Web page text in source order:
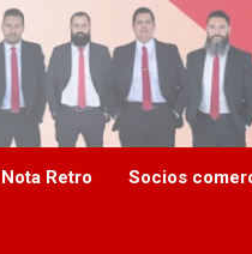
Nota Retro Socios